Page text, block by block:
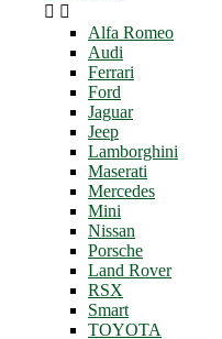
 
Alfa Romeo
Audi
Ferrari
Ford
Jaguar
Jeep
Lamborghini
Maserati
Mercedes
Mini
Nissan
Porsche
Land Rover
RSX
Smart
TOYOTA